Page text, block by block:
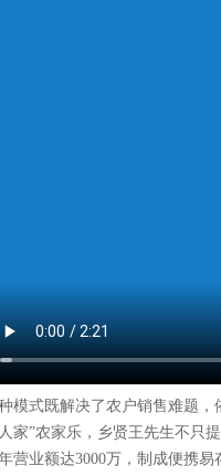
模式既解决了农户销售难题，
家”农家乐，乡贤王先生不只
营业额达3000万，制成便携